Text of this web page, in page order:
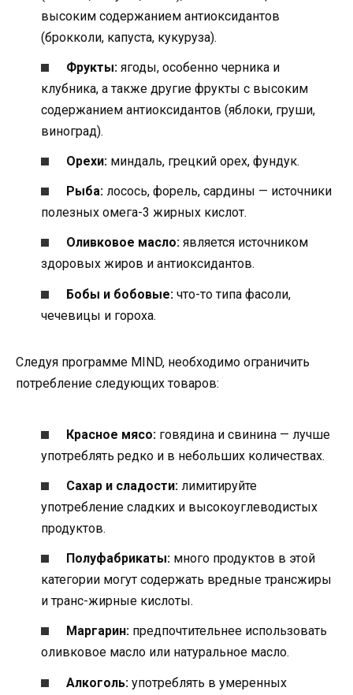
высоким содержанием антиоксидантов
(брокколи, капуста, кукуруза).
Фрукты: ягоды, особенно черника и
клубника, а также другие фрукты с высоким
содержанием антиоксидантов (яблоки, груши,
виноград).
Орехи: миндаль, грецкий орех, фундук.
Рыба: лосось, форель, сардины — источники
полезных омега-3 жирных кислот.
Оливковое масло: является источником
здоровых жиров и антиоксидантов.
Бобы и бобовые: что-то типа фасоли,
чечевицы и гороха.
Следуя программе MIND, необходимо ограничить
потребление следующих товаров:
Красное мясо: говядина и свинина — лучше
употреблять редко и в небольших количествах.
Сахар и сладости: лимитируйте
употребление сладких и высокоуглеводистых
продуктов.
Полуфабрикаты: много продуктов в этой
категории могут содержать вредные трансжиры
и транс-жирные кислоты.
Маргарин: предпочтительнее использовать
оливковое масло или натуральное масло.
Алкоголь: употреблять в умеренных